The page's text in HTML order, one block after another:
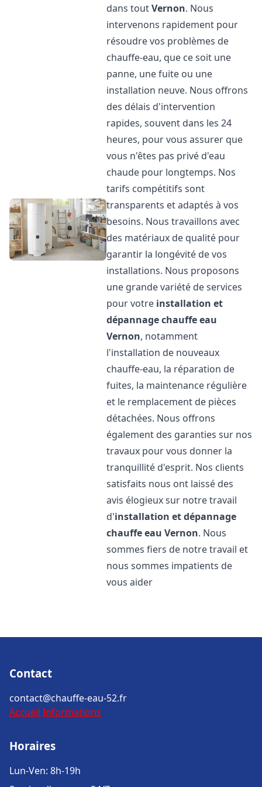
dans toutVernon. Nous
intervenons rapidement pour
résoudre vos problèmes de
chauffe-eau, que ce soit une
panne, une fuite ou une
installation neuve. Nous offrons
des délais d'intervention
rapides, souvent dans les 24
heures, pour vous assurer que
vous n'êtes pas privé d'eau
chaude pour longtemps. Nos
tarifs compétitifs sont
transparents et adaptés à vos
besoins. Nous travaillons avec
des matériaux de qualité pour
garantir la longévité de vos
installations. Nous proposons
une grande variété de services
pour votre installation et
dépannage chauffe eau
Vernon, notamment
l'installation de nouveaux
chauffe-eau, la réparation de
fuites, la maintenance régulière
et le remplacement de pièces
détachées. Nous offrons
également des garanties sur nos
travaux pour vous donner la
tranquillité d'esprit. Nos clients
satisfaits nous ont laissé des
avis élogieux sur notre travail
d'installation et dépannage
chauffe eau Vernon. Nous
sommes fiers de notre travail et
nous sommes impatients de
vous aider
Contact
contact@chauffe-eau-52.fr
Accueil Informations
Horaires
Lun-Ven: 8h-19h